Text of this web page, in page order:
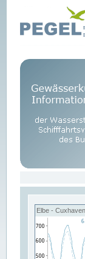
Elbe -